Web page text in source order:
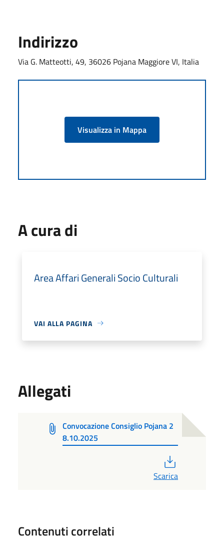
Indirizzo
Via G. Matteotti, 49, 36026 Pojana Maggiore VI, Italia
Visualizza in Mappa
A cura di
Area Affari Generali Socio Culturali
VAI ALLA PAGINA
Allegati
Convocazione Consiglio Pojana 2
8.10.2025
Scarica
Contenuti correlati